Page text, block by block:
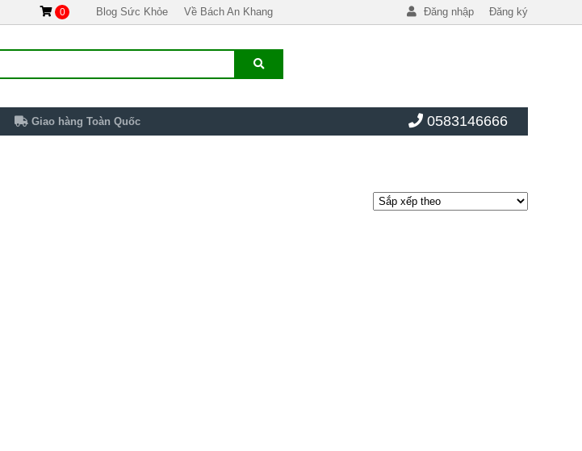
0 Blog Sức Khỏe Về Bách An Khang Đăng nhập Đăng ký
Giao hàng Toàn Quốc 0583146666